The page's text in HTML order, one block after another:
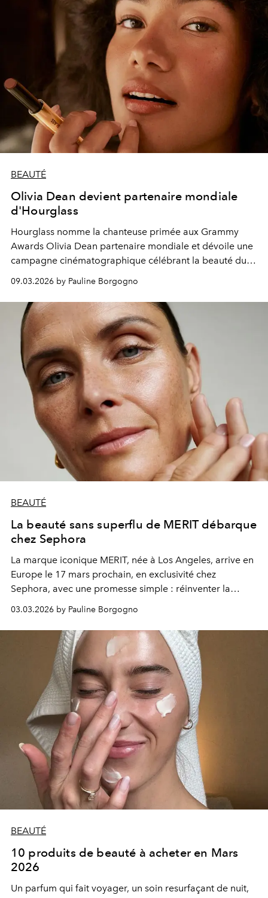
BEAUTÉ
Olivia Dean devient partenaire mondiale
d'Hourglass
Hourglass nomme la chanteuse primée aux Grammy
Awards Olivia Dean partenaire mondiale et dévoile une
campagne cinématographique célébrant la beauté du
09.03.2026 by Pauline Borgogno
BEAUTÉ
La beauté sans superflu de MERIT débarque
chez Sephora
La marque iconique MERIT, née à Los Angeles, arrive en
Europe le 17 mars prochain, en exclusivité chez
Sephora, avec une promesse simple : réinventer la
03.03.2026 by Pauline Borgogno
BEAUTÉ
10 produits de beauté à acheter en Mars
2026
Un parfum qui fait voyager, un soin resurfaçant de nuit,